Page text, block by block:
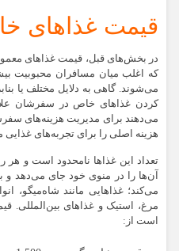
قیمت غذاهای
در بخش‌های قبل، قیمت غذاهای
که اغلب میان مسافران محبوبیت
می‌شوند. گاهی به دلایل مختلف یا
کردن غذاهای خاص در سفرشان
می‌دهند برای مدیریت هزینه‌های
هزینه اصلی را برای تجربه‌های
تعداد این غذاها نامحدود است و
آن‌ها را در منوی خود جای می‌دهد و
می‌کند؛ غذاهایی مانند شاه‌میگو،
مرغ، استیک و غذاهای بین‌المللی.
است از: